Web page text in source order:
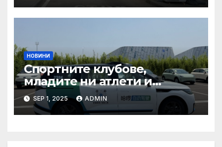
при пътувания
НОВИНИ
Спортните клубове,
младите ни атлети и
техните треньори имат
нужда от нашата подкрепа
и ние ще им я осигурим
SEP 1, 2025 ADMIN